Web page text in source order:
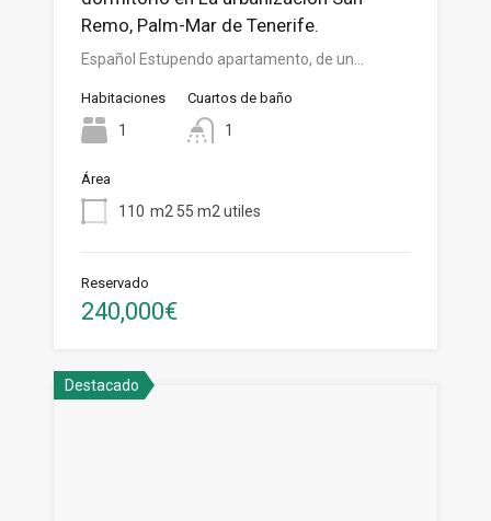
Remo, Palm-Mar de Tenerife.
Español Estupendo apartamento, de un…
Habitaciones
1
Cuartos de baño
1
Área
110 m2 55 m2 utiles
Reservado
240,000€
Destacado